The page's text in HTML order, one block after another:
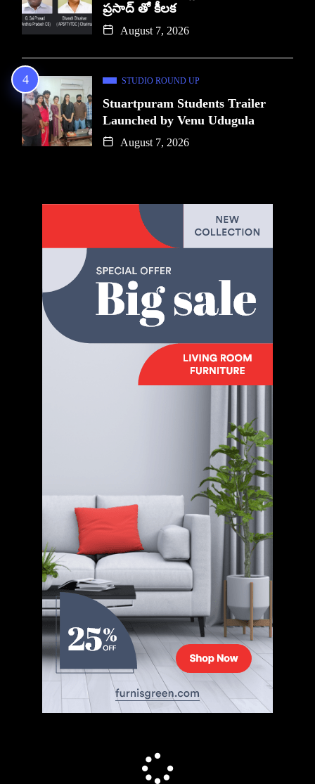
ప్రసాద్ తో కీలక
August 7, 2026
STUDIO ROUND UP
Stuartpuram Students Trailer
Launched by Venu Udugula
August 7, 2026